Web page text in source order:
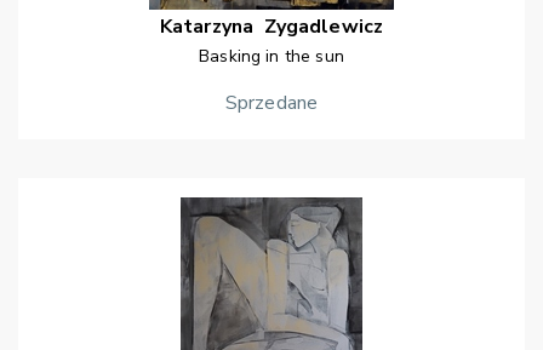
Katarzyna Zygadlewicz
Basking in the sun
Sprzedane